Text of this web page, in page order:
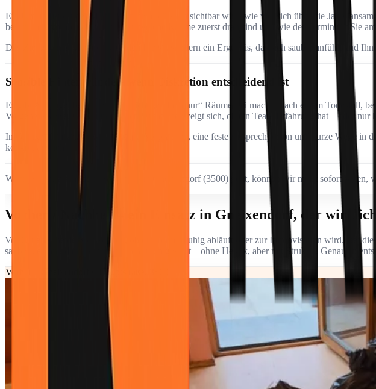
Ein Umzug ist oft der Moment, in dem plötzlich sichtbar wird, wie viel sich über die Jahre
besprechen vorab, was wichtig ist, welche Räume zuerst dran sind und wie der Termin für Sie am
Das Ziel ist nicht „Tempo um jeden Preis“, sondern ein Ergebnis, das sich sauber anfühlt und
Sensible Hintergründe – wenn Diskretion entscheidend ist
Es gibt Aufträge, bei denen man nicht „einfach nur“ Räume frei macht. Nach einem Todesfall,
Vorgehensweise. Genau in solchen Situationen zeigt sich, ob ein Team Erfahrung hat – oder nur
In Gneixendorf setzen wir auf klare Absprachen, eine feste Ansprechperson und kurze Wege
konkret aussieht.
Wenn Sie kurz schildern, worum es in Gneixendorf (3500) geht, können wir meist sofort
Vorher / Nachher – ein Einsatz in Gneixendorf, der
Vor Ort entscheidet sich schnell, ob ein Termin ruhig abläuft oder zur Improvisation wird. Bei
sauber geplant, dann Schritt für Schritt umgesetzt – ohne Hektik, aber mit Struktur. Genau so
Vorher – Gneixendorfer Hauptstraße, 3500